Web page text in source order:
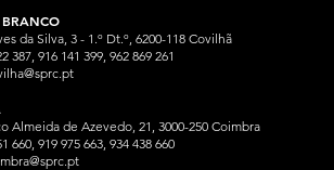
BRANCO
da Silva, 3 - 1.º Dt.º, 6200-118 Covilhã
387, 916 141 399, 962 869 261
Almeida de Azevedo, 21, 3000-250 Coimbra
660, 919 975 663, 934 438 660